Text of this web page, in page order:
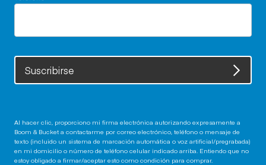
Suscribirse
Al hacer clic, proporciono mi firma electrónica autorizando expresamente a
Boom & Bucket a contactarme por correo electrónico, teléfono o mensaje de
texto (incluido un sistema de marcación automática o voz artificial/pregrabada)
en mi domicilio o número de teléfono celular indicado arriba. Entiendo que no
estoy obligado a firmar/aceptar esto como condición para comprar.